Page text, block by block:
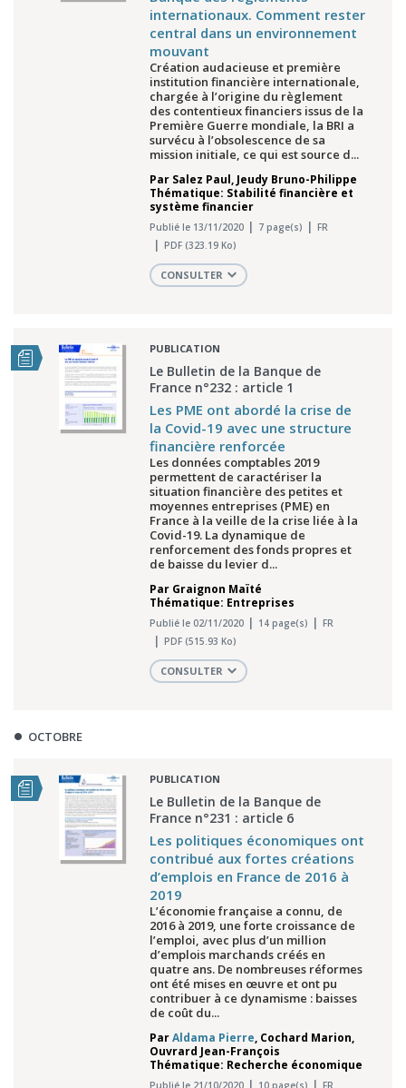
internationaux. Comment rester
central dans un environnement
mouvant
Création audacieuse et première
institution financière internationale,
chargée à l’origine du règlement
des contentieux financiers issus de la
Première Guerre mondiale, la BRI a
survécu à l’obsolescence de sa
mission initiale, ce qui est source d...
Par Salez Paul, Jeudy Bruno-Philippe
Thématique: Stabilité financière et
système financier
Publié le 13/11/2020 7 page(s)
FR
PDF (323.19 Ko)
CONSULTER
PUBLICATION
Le Bulletin de la Banque de
France n°232 : article 1
Les PME ont abordé la crise de
la Covid-19 avec une structure
financière renforcée
Les données comptables 2019
permettent de caractériser la
situation financière des petites et
moyennes entreprises (PME) en
France à la veille de la crise liée à la
Covid-19. La dynamique de
renforcement des fonds propres et
de baisse du levier d...
Par Graignon Maïté
Thématique: Entreprises
Publié le 02/11/2020 14 page(s)
FR
PDF (515.93 Ko)
CONSULTER
OCTOBRE
PUBLICATION
Le Bulletin de la Banque de
France n°231 : article 6
Les politiques économiques ont
contribué aux fortes créations
d’emplois en France de 2016 à
2019
L’économie française a connu, de
2016 à 2019, une forte croissance de
l’emploi, avec plus d’un million
d’emplois marchands créés en
quatre ans. De nombreuses réformes
ont été mises en œuvre et ont pu
contribuer à ce dynamisme : baisses
de coût du...
ParAldama Pierre, Cochard Marion,
Ouvrard Jean-François
Thématique: Recherche économique
Publié le 21/10/2020 10 page(s)
FR